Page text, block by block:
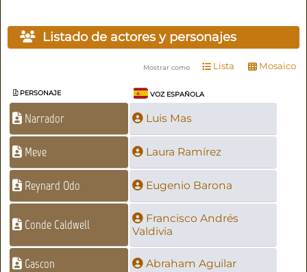
Listado de actores y personajes
Mostrar como Lista Mosaico
PERSONAJE VOZ ESPAÑOLA
Narrador Luis Mas
Meve Laura Ramírez
Reynard Odo Eugenio Barona
Conde Caldwell
Francisco Andrés
Valdivia
Gascon Abraham Aguilar